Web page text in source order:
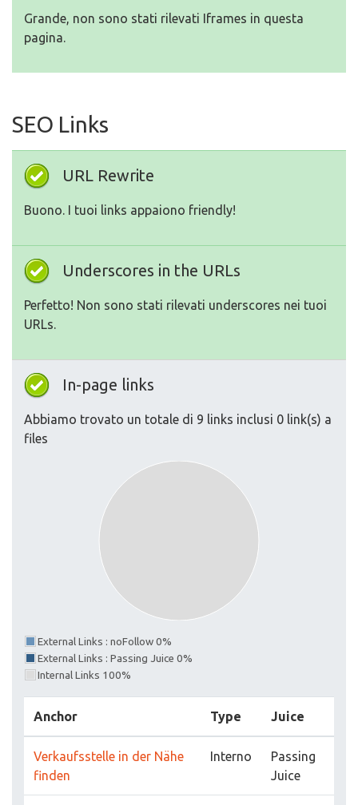
Grande, non sono stati rilevati Iframes in questa
pagina.
SEO Links
URL Rewrite
Buono. I tuoi links appaiono friendly!
Underscores in the URLs
Perfetto! Non sono stati rilevati underscores nei tuoi
URLs.
In-page links
Abbiamo trovato un totale di 9 links inclusi 0 link(s) a
files
External Links : noFollow 0%
External Links : Passing Juice 0%
Internal Links 100%
Anchor Type Juice
Verkaufsstelle in der Nähe
finden
Interno
Passing
Juice